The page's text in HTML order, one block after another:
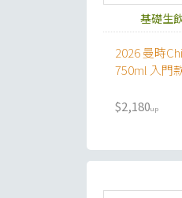
基礎生
2026 曼時
750ml 入門
$2,180